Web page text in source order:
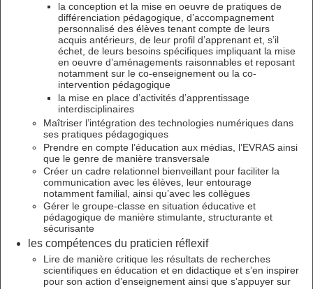
la conception et la mise en oeuvre de pratiques de
différenciation pédagogique, d’accompagnement
personnalisé des élèves tenant compte de leurs
acquis antérieurs, de leur profil d’apprenant et, s’il
échet, de leurs besoins spécifiques impliquant la mise
en oeuvre d’aménagements raisonnables et reposant
notamment sur le co-enseignement ou la co-
intervention pédagogique
la mise en place d’activités d’apprentissage
interdisciplinaires
Maîtriser l’intégration des technologies numériques dans
ses pratiques pédagogiques
Prendre en compte l’éducation aux médias, l’EVRAS ainsi
que le genre de manière transversale
Créer un cadre relationnel bienveillant pour faciliter la
communication avec les élèves, leur entourage
notamment familial, ainsi qu’avec les collègues
Gérer le groupe-classe en situation éducative et
pédagogique de manière stimulante, structurante et
sécurisante
les compétences du praticien réflexif
Lire de manière critique les résultats de recherches
scientifiques en éducation et en didactique et s’en inspirer
pour son action d’enseignement ainsi que s’appuyer sur